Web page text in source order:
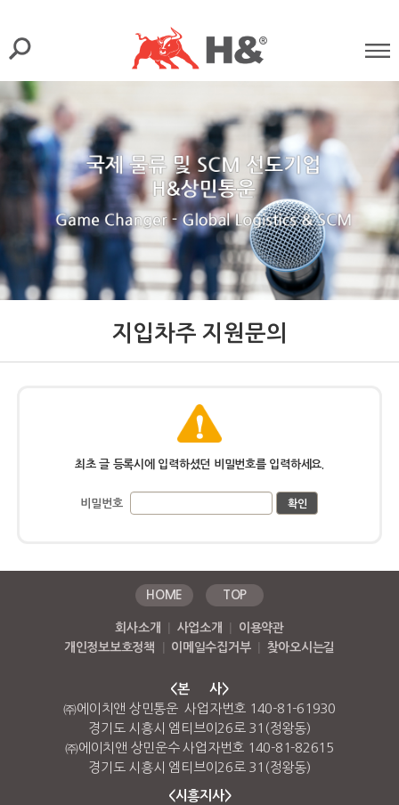
지입차주 지원문의
최초 글 등록시에 입력하셨던 비밀번호를 입력하세요.
비밀번호
HOME TOP
회사소개 사업소개
이용약관
개인정보보호정책
이메일수집거부 찾아오시는길
<본 사>
㈜에이치앤 상민통운 사업자번호 140-81-61930
경기도 시흥시 엠티브이26로 31(정왕동)
㈜에이치앤 상민운수 사업자번호 140-81-82615
경기도 시흥시 엠티브이26로 31(정왕동)
<시흥지사>